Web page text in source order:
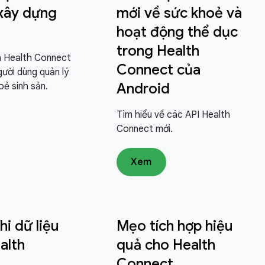
dựng
Health Connect
dùng quản lý
sinh sản.
mới về sức khoẻ và
hoạt động thể dục
trong Health
Connect của
Android
Tìm hiểu về các API Health
Connect mới.
Xem
dữ liệu
Mẹo tích hợp hiệu
quả cho Health